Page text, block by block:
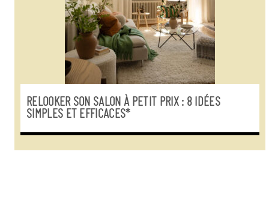
RELOOKER SON SALON À PETIT PRIX : 8 IDÉES
SIMPLES ET EFFICACES*